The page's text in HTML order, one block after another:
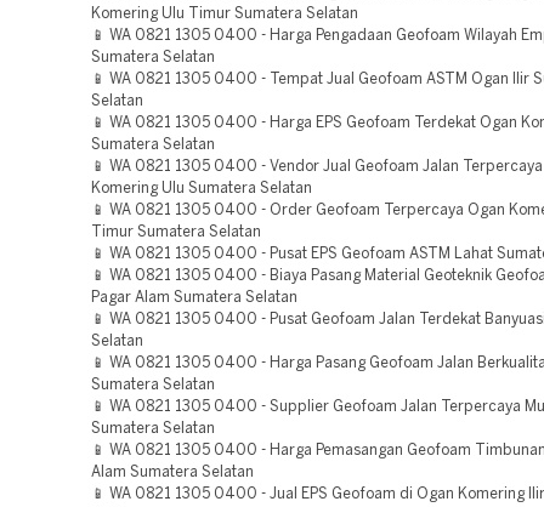
Komering Ulu Timur Sumatera Selatan
📱 WA 0821 1305 0400 - Harga Pengadaan Geofoam Wilayah
Sumatera Selatan
📱 WA 0821 1305 0400 - Tempat Jual Geofoam ASTM Ogan Ilir
Selatan
📱 WA 0821 1305 0400 - Harga EPS Geofoam Terdekat Ogan
Sumatera Selatan
📱 WA 0821 1305 0400 - Vendor Jual Geofoam Jalan
Komering Ulu Sumatera Selatan
📱 WA 0821 1305 0400 - Order Geofoam Terpercaya Ogan
Timur Sumatera Selatan
📱 WA 0821 1305 0400 - Pusat EPS Geofoam ASTM Lahat
📱 WA 0821 1305 0400 - Biaya Pasang Material Geoteknik
Pagar Alam Sumatera Selatan
📱 WA 0821 1305 0400 - Pusat Geofoam Jalan Terdekat
Selatan
📱 WA 0821 1305 0400 - Harga Pasang Geofoam Jalan
Sumatera Selatan
📱 WA 0821 1305 0400 - Supplier Geofoam Jalan Terpercaya
Sumatera Selatan
📱 WA 0821 1305 0400 - Harga Pemasangan Geofoam
Alam Sumatera Selatan
📱 WA 0821 1305 0400 - Jual EPS Geofoam di Ogan Komering